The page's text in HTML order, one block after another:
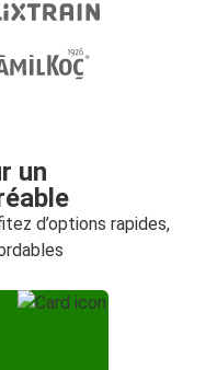
un
d’options rapides,